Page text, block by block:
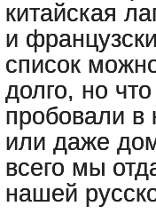
китайская
и
список
долго, но
пробовали в
или даже
всего мы
нашей